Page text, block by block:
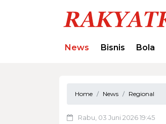
News Bisnis Bola
Home News Regional
Rabu, 03 Juni 2026 19:45